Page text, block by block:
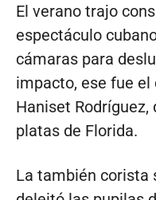
El verano trajo
espectáculo
cámaras para
impacto, ese fue
Haniset Rodríguez,
platas de Florida.
La también corista